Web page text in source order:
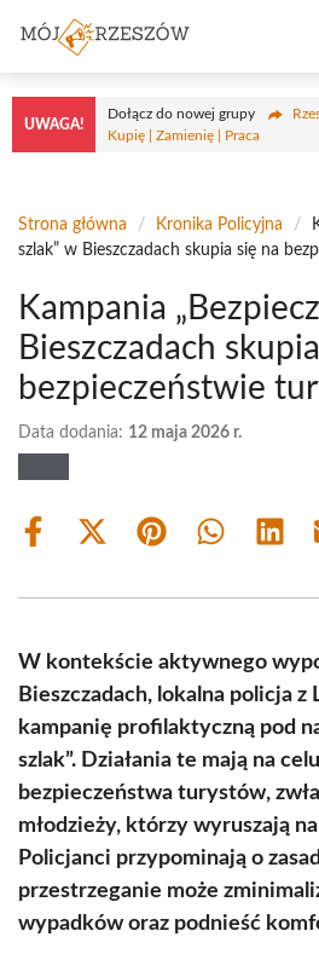
treści
UWAGA!
Dołącz do nowej grupy
Kupię | Zamienię | Praca
Strona główna / Kronika Policyjna /
szlak” w Bieszczadach skupia się na
Kampania
Bieszczadach
bezpieczeństwie
Data dodania: 12 maja 2026 r.
Share
Share
(Twitter)
Share Share Share
W kontekście aktywnego
Bieszczadach, lokalna policja z
kampanię profilaktyczną pod
szlak”. Działania te mają na
bezpieczeństwa turystów,
młodzieży, którzy wyruszają
Policjanci przypominają o
przestrzeganie może
wypadków oraz podnieść